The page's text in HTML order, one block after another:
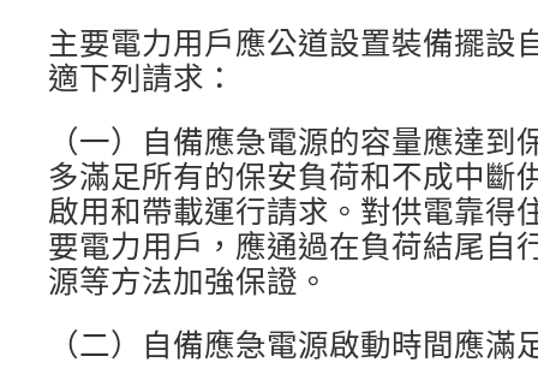
主要電力用戶應公道設置裝備擺設
適下列請求：
（一）自備應急電源的容量應達到
多滿足所有的保安負荷和不成中斷
啟用和帶載運行請求。對供電靠得
要電力用戶，應通過在負荷結尾自
源等方法加強保證。
（二）自備應急電源啟動時間應滿